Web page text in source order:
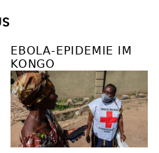
EBOLA-EPIDEMIE IM
KONGO